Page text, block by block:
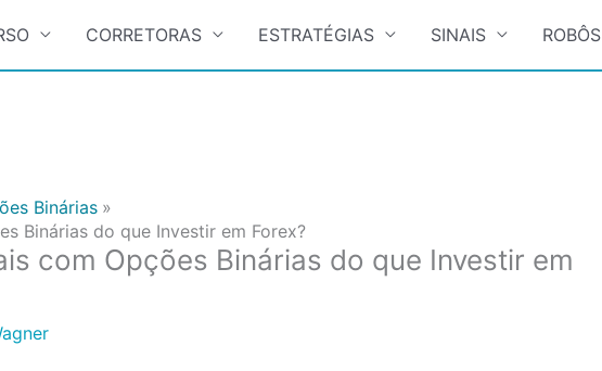
CORRETORAS ESTRATÉGIAS SINAIS ROBÔS
Binárias
Binárias do que Investir em Forex?
com Opções Binárias do que Investir em